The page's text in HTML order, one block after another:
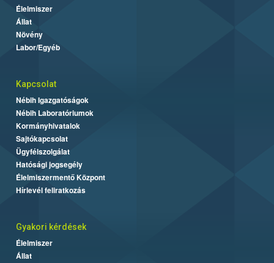
Élelmiszer
Állat
Növény
Labor/Egyéb
Kapcsolat
Nébih Igazgatóságok
Nébih Laboratóriumok
Kormányhivatalok
Sajtókapcsolat
Ügyfélszolgálat
Hatósági jogsegély
Élelmiszermentő Központ
Hírlevél feliratkozás
Gyakori kérdések
Élelmiszer
Állat